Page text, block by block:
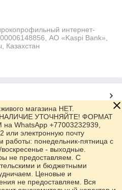
интернет-
АО «Kaspi Bank»,
Казахстан
магазина НЕТ.
УТОЧНЯЙТЕ! ФОРМАТ
WhatsApp +77003232939,
или электронную почту
работы: понедельник-пятница с
- выходные.
не предоставляем. С
и бюджетными
Ценовые и
не предоставляем. Вся